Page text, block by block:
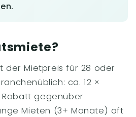
der Mietpreis für 28 oder
ca. 12 ×
gegenüber
Mieten (3+ Monate) oft